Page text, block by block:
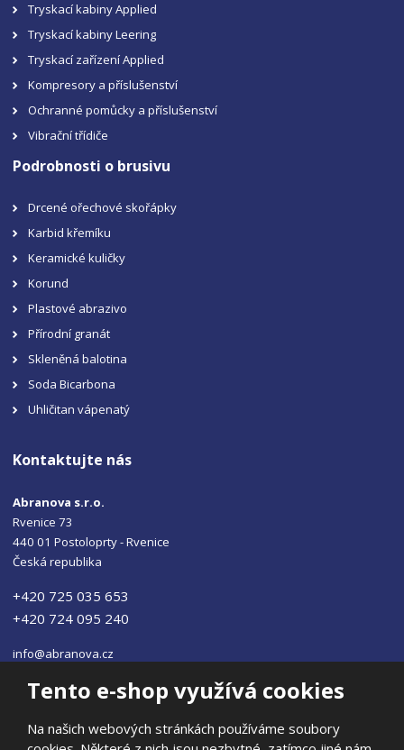
Tento e-shop využívá cookies
Na našich webových stránkách používáme soubory
Tryskací kabiny Applied
Tryskací kabiny Leering
Tryskací zařízení Applied
Kompresory a příslušenství
Ochranné pomůcky a příslušenství
Vibrační třídiče
Podrobnosti o brusivu
Drcené ořechové skořápky
Karbid křemíku
Keramické kuličky
Korund
Plastové abrazivo
Přírodní granát
Skleněná balotina
Soda Bicarbona
Uhličitan vápenatý
Kontaktujte nás
Abranova s.r.o.
Rvenice 73
440 01 Postoloprty - Rvenice
Česká republika
+420 725 035 653
+420 724 095 240
info@abranova.cz